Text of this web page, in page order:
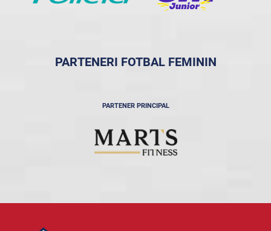
PARTENERI FOTBAL FEMININ
PARTENER PRINCIPAL